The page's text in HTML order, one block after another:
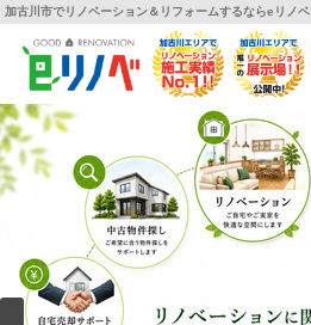
加古川市でリノベーション＆リフォームするならeリノベ